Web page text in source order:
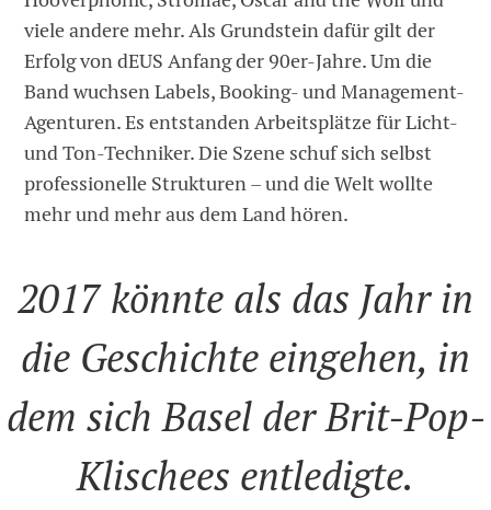
viele andere mehr. Als Grundstein dafür gilt der
Erfolg von dEUS Anfang der 90er-Jahre. Um die
Band wuchsen Labels, Booking- und Management-
Agenturen. Es entstanden Arbeitsplätze für Licht-
und Ton-Techniker. Die Szene schuf sich selbst
professionelle Strukturen – und die Welt wollte
mehr und mehr aus dem Land hören.
2017 könnte als das Jahr in
die Geschichte eingehen, in
dem sich Basel der Brit-Pop-
Klischees entledigte.